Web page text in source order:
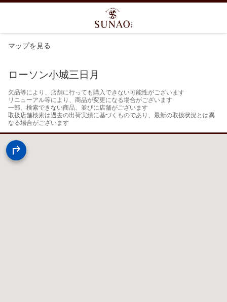
マップを見る
ローソン小城三日月
欠品等により、店舗に行っても購入できない可能性がございます
リニューアル等により、商品が変更になる場合がございます
一部、検索できない商品、並びに店舗がございます
取扱店舗検索は過去の出荷実績に基づくものであり、最新の取扱状況とは異
なる場合がございます